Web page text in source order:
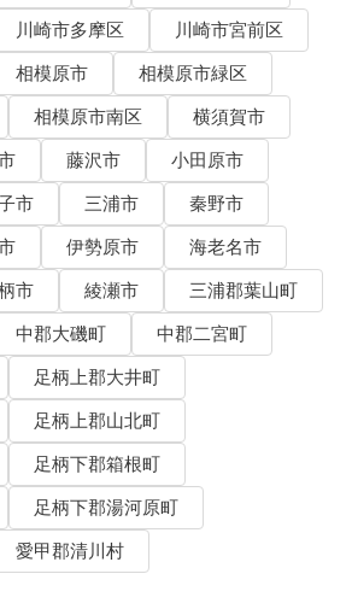
川崎市多摩区
川崎市宮前区
相模原市
相模原市緑区
相模原市南区
横須賀市
藤沢市
小田原市
市 三浦市
秦野市
伊勢原市
海老名市
市 綾瀬市
三浦郡葉山町
中郡大磯町
中郡二宮町
足柄上郡大井町
足柄上郡山北町
足柄下郡箱根町
足柄下郡湯河原町
愛甲郡清川村